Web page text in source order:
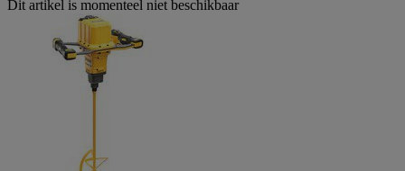
Dit artikel is momenteel niet beschikbaar